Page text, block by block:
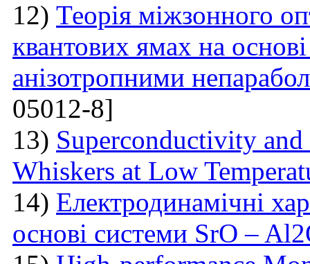
12) Теорія міжзонного
квантових ямах на
анізотропними
05012-8]
13) Superconductivity
Whiskers at Low
14) Електродинамічні
основі системи SrO –